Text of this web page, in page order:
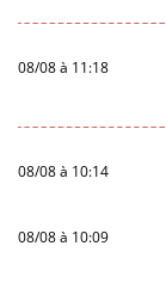
08/08 à 11:18
08/08 à 10:14
08/08 à 10:09